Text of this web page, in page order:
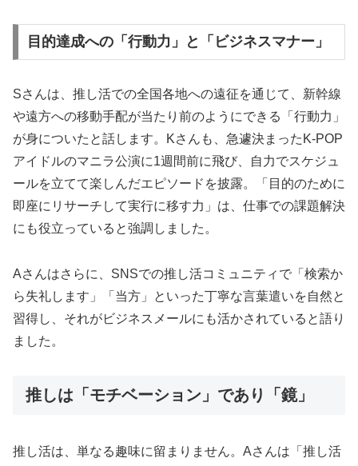
目的達成への「行動力」と「ビジネスマナー」
Sさんは、推し活での全国各地への遠征を通じて、新幹線
や遠方への移動手配が当たり前のようにできる「行動力」
が身についたと話します。Kさんも、急遽決まったK-POP
アイドルのマニラ公演に1週間前に飛び、自力でスケジュ
ールを立てて楽しんだエピソードを披露。「目的のために
即座にリサーチして実行に移す力」は、仕事での課題解決
にも役立っていると強調しました。
Aさんはさらに、SNSでの推し活コミュニティで「検索か
ら失礼します」「当方」といった丁寧な言葉遣いを自然と
習得し、それがビジネスメールにも活かされていると語り
ました。
推しは「モチベーション」であり「鏡」
推し活は、単なる趣味に留まりません。Aさんは「推し活